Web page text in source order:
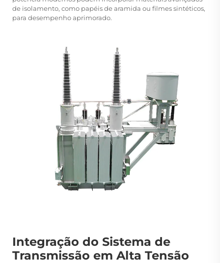
de isolamento, como papéis de aramida ou filmes sintéticos,
para desempenho aprimorado.
Integração do Sistema de
Transmissão em Alta Tensão